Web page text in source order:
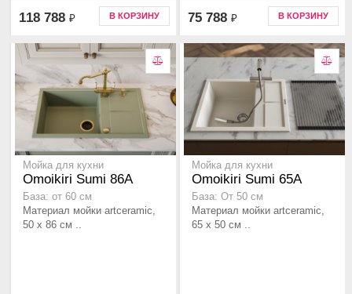
118 788 ₽ В КОРЗИНУ 75 788 ₽ В КОРЗИНУ
Мойка для кухни
Omoikiri Sumi 86A
База: от 60 см
Материал мойки artceramic,
50 x 86 см ..
Мойка для кухни
Omoikiri Sumi 65A
База: От 50 см
Материал мойки artceramic,
65 x 50 см ..